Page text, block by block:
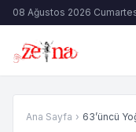
08 Ağustos 2026
Ana Sayfa › 63’üncü